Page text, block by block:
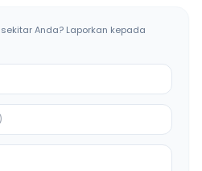
Anda? Laporkan kepada